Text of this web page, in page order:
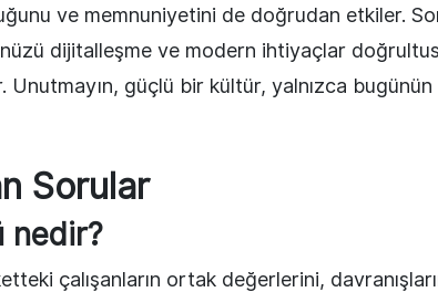
ve memnuniyetini de doğrudan etkiler.
dijitalleşme ve modern ihtiyaçlar
Unutmayın, güçlü bir kültür, yalnızca
Sorular
nedir?
çalışanların ortak değerlerini,